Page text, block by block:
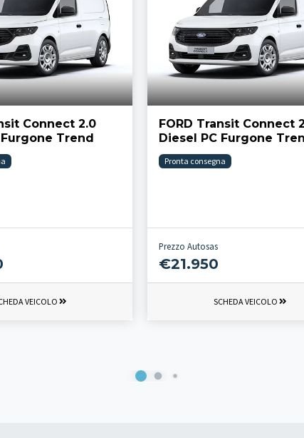
Connect 2.0
Trend
VEICOLO
FORD Transit Connect
Diesel PC Furgone
Pronta consegna
Prezzo Autosas
€21.950
SCHEDA VEICOLO